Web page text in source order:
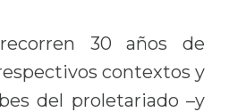
30 años de
contextos y
del proletariado –y